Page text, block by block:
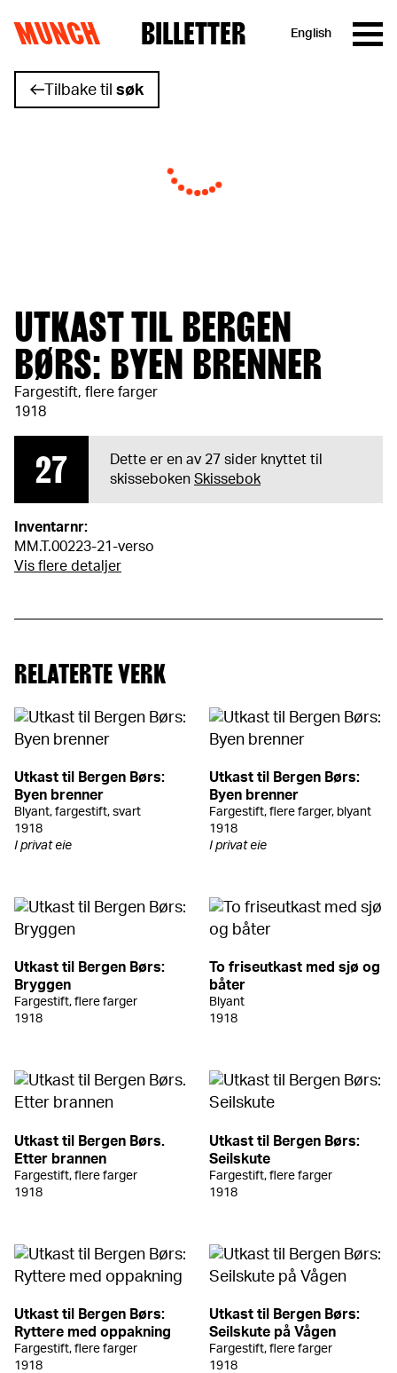
Hopp til innhold
MUNCH BILLETTER English
Tilbake til søk
UTKAST TIL BERGEN
BØRS: BYEN BRENNER
Fargestift, flere farger
1918
27
Dette er en av 27 sider knyttet til
skisseboken Skissebok
Inventarnr:
MM.T.00223-21-verso
Vis flere detaljer
RELATERTE VERK
Utkast til Bergen Børs:
Byen brenner
Blyant, fargestift, svart
1918
I privat eie
Utkast til Bergen Børs:
Byen brenner
Fargestift, flere farger, blyant
1918
I privat eie
Utkast til Bergen Børs:
Bryggen
Fargestift, flere farger
1918
To friseutkast med sjø og
båter
Blyant
1918
Utkast til Bergen Børs.
Etter brannen
Fargestift, flere farger
1918
Utkast til Bergen Børs:
Seilskute
Fargestift, flere farger
1918
Utkast til Bergen Børs:
Ryttere med oppakning
Fargestift, flere farger
1918
Utkast til Bergen Børs:
Seilskute på Vågen
Fargestift, flere farger
1918